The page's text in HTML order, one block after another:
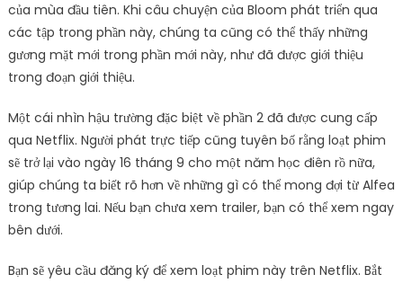
của mùa đầu tiên. Khi câu chuyện của Bloom phát triển qua
các tập trong phần này, chúng ta cũng có thể thấy những
gương mặt mới trong phần mới này, như đã được giới thiệu
trong đoạn giới thiệu.
Một cái nhìn hậu trường đặc biệt về phần 2 đã được cung cấp
qua Netflix. Người phát trực tiếp cũng tuyên bố rằng loạt phim
sẽ trở lại vào ngày 16 tháng 9 cho một năm học điên rồ nữa,
giúp chúng ta biết rõ hơn về những gì có thể mong đợi từ Alfea
trong tương lai. Nếu bạn chưa xem trailer, bạn có thể xem ngay
bên dưới.
Bạn sẽ yêu cầu đăng ký để xem loạt phim này trên Netflix. Bắt